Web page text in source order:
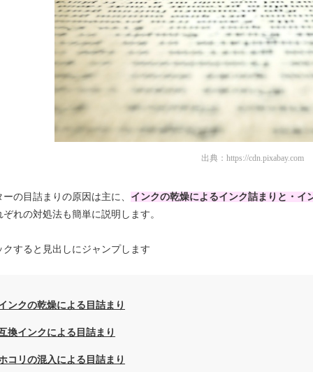
出典： https://cdn.pixabay.com
の目詰まりの原因は主に、 インクの乾燥によるインク詰まりと・イ
ぞれの対処法も簡単に説明します。
すると見出しにジャンプします
ンクの乾燥による目詰まり
換インクによる目詰まり
コリの混入による目詰まり